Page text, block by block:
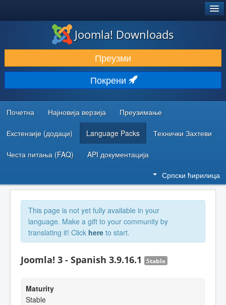
ПРЕУЗИМАЊЕ И ПРОШИРЕЊА (ЕКСТЕНЗИЈЕ)
ОТКРИЈТЕ И НАУЧИТЕ
ЗАЈЕДНИЦА И ПОДРШКА
РЕСУРСИ ЗА РАЗВОЈ
Joomla! Downloads
Преузми
Покрени
Почетна Најновија верзија Преузимање
Екстензије (додаци) Language Packs Технички Захтеви
Честа питања (FAQ) API документација
Српски ћирилица
This page is not yet fully available in your
language. Make a gift to your community by
translating it! Click here to start.
Joomla! 3 - Spanish 3.9.16.1 Stable
Maturity
Stable